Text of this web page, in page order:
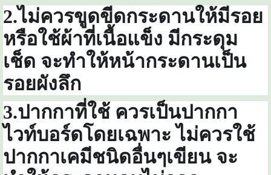
2.ไม่ควรขูดขีดกระดานให้มีรอย
หรือใช้ผ้าที่เนื้อแข็ง มีกระดุม
เช็ด จะทำให้หน้ากระดานเป็น
รอยผังลึก
3.ปากกาที่ใช้ ควรเป็นปากกา
ไวท์บอร์ดโดยเฉพาะ ไม่ควรใช้
ปากกาเคมีชนิดอื่นๆเขียน จะ